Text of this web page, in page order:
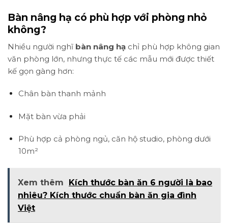
Bàn nâng hạ có phù hợp với phòng nhỏ
không?
Nhiều người nghĩ bàn nâng hạ chỉ phù hợp không gian
văn phòng lớn, nhưng thực tế các mẫu mới được thiết
kế gọn gàng hơn:
Chân bàn thanh mảnh
Mặt bàn vừa phải
Phù hợp cả phòng ngủ, căn hộ studio, phòng dưới
10m²
Xem thêm
Kích thước bàn ăn 6 người là bao
nhiêu? Kích thước chuẩn bàn ăn gia đình
Việt